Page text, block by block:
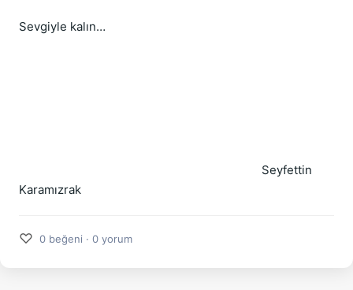
Sevgiyle kalın…
Seyfettin
Karamızrak
♡ 0 beğeni · 0 yorum